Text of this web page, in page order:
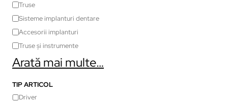
Truse
Sisteme implanturi dentare
Accesorii implanturi
Truse și instrumente
Arată mai multe…
TIP ARTICOL
Driver